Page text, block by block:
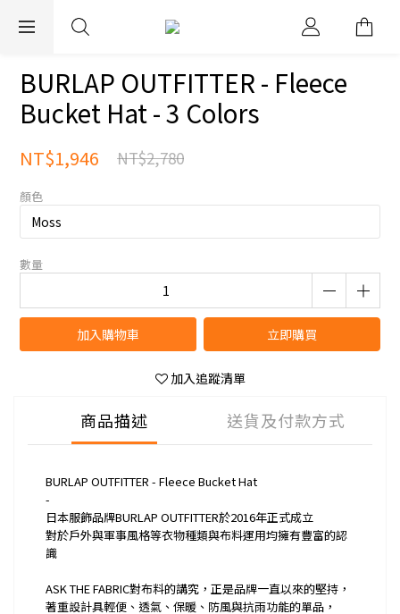
EXPRESS WORLDWIDE SHIPPING
BURLAP OUTFITTER - Fleece
Bucket Hat - 3 Colors
NT$1,946 NT$2,780
顏色
數量
加入購物車 立即購買
加入追蹤清單
商品描述 送貨及付款方式
BURLAP OUTFITTER - Fleece Bucket Hat
-
日本服飾品牌BURLAP OUTFITTER於2016年正式成立
對於戶外與軍事風格等衣物種類與布料運用均擁有豐富的認
識
ASK THE FABRIC對布料的講究，正是品牌一直以來的堅持，
著重設計具輕便、透氣、保暖、防風與抗雨功能的單品，